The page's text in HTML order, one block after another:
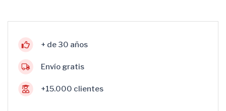
+ de 30 años
Envío gratis
+15.000 clientes